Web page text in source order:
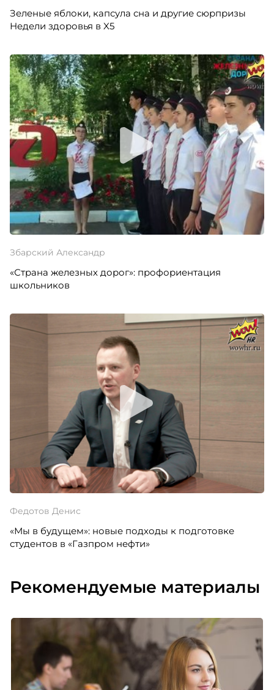
Зеленые яблоки, капсула сна и другие сюрпризы
Недели здоровья в X5
Збарский Александр
«Страна железных дорог»: профориентация
школьников
Федотов Денис
«Мы в будущем»: новые подходы к подготовке
студентов в «Газпром нефти»
Рекомендуемые материалы